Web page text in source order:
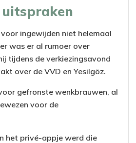
ingewijden niet helemaal
was er al rumoer over
tijdens de verkiezingsavond
over de VVD en Yesilgöz.
gefronste wenkbrauwen, al
voor de
het privé-appje werd die